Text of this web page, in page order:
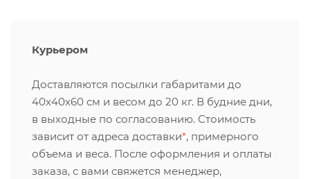
Курьером
Доставляются посылки габаритами до
40х40х60 см и весом до 20 кг. В будние дни,
в выходные по согласованию. Стоимость
зависит от адреса доставки*, примерного
объема и веса. После оформления и оплаты
заказа, с вами свяжется менеджер,